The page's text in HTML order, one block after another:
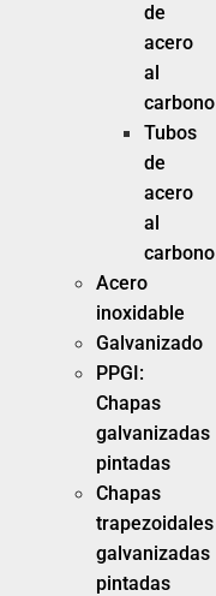
de
acero
al
carbono
Tubos
de
acero
al
carbono
Acero
inoxidable
Galvanizado
PPGI:
Chapas
galvanizadas
pintadas
Chapas
trapezoidales
galvanizadas
pintadas